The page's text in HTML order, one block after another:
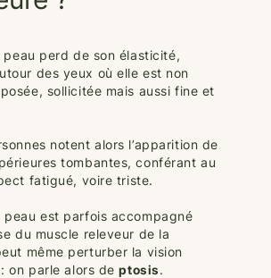
peau perd de son élasticité,
des yeux où elle est non
sollicitée mais aussi fine et
notent alors l’apparition de
tombantes, conférant au
fatigué, voire triste.
peau est parfois accompagné
du muscle releveur de la
même perturber la vision
on parle alors de ptosis.